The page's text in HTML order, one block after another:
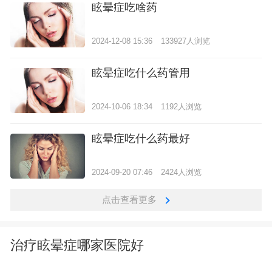
眩晕症吃啥药
2024-12-08 15:36 133927人浏览
眩晕症吃什么药管用
2024-10-06 18:34 1192人浏览
眩晕症吃什么药最好
2024-09-20 07:46 2424人浏览
点击查看更多
治疗眩晕症哪家医院好